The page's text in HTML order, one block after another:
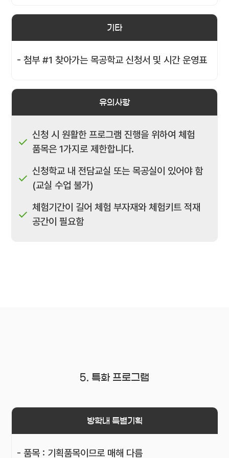
기타
- 첨부 #1 찾아가는 목공학교 신청서 및 시간 운영표
유의사항
신청 시 원활한 프로그램 진행을 위하여 체험
품목은 1가지로 제한합니다.
신청학교 내 전담교실 또는 목공실이 있어야 함
(교실 수업 불가)
체험기간이 길어 체험 부자재와 체험키트 적재
공간이 필요함
5. 특화 프로그램
방학내 특별기획
- 품목 : 기획품목이므로 매해 다름